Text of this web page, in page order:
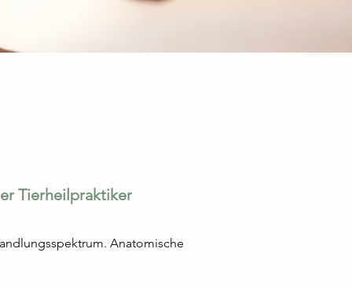
Tierheilpraktiker
Anatomische